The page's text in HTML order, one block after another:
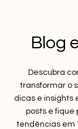
Blog
Descubra
transformar o
dicas e insights
posts e fique
tendências em